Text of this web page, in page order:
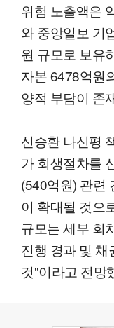
위험 노출액은
와 중앙일보 기
원 규모로 보유
자본 6478억원
양적 부담이 존
신승환 나신평
가 회생절차를
(540억원) 관련
이 확대될 것으
규모는 세부 회
진행 경과 및 채
것"이라고 전망